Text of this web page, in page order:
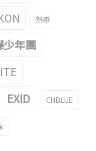
熱戀
少年團
EXID CNBLUE